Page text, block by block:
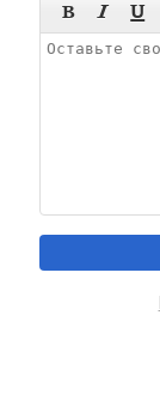
  